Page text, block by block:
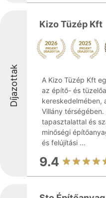
Díjazottak
Kizo Tüzép Kft
A Kizo Tüzép Kft
az építő- és
kereskedelmében,
Villány
tapasztalattal és
minőségi
és felújítási ...
9.4